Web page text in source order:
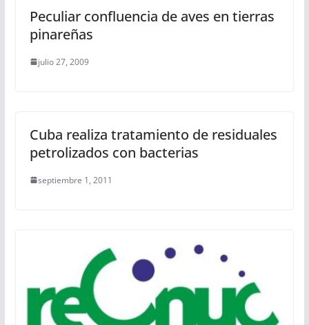
Peculiar confluencia de aves en tierras
pinareñas
julio 27, 2009
Cuba realiza tratamiento de residuales
petrolizados con bacterias
septiembre 1, 2011